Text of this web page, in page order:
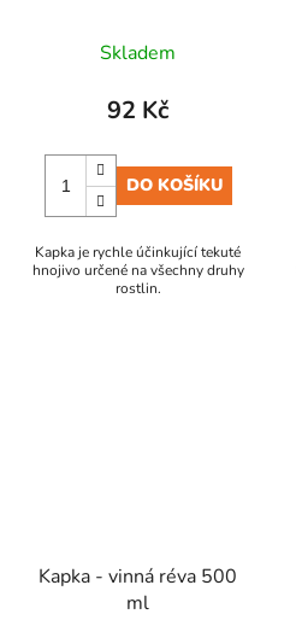
Skladem
92 Kč
DO KOŠÍKU
Kapka je rychle účinkující tekuté
hnojivo určené na všechny druhy
rostlin.
Kapka - vinná réva 500
ml